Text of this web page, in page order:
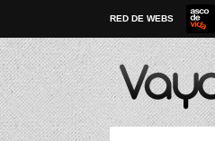
RED DE WEBS